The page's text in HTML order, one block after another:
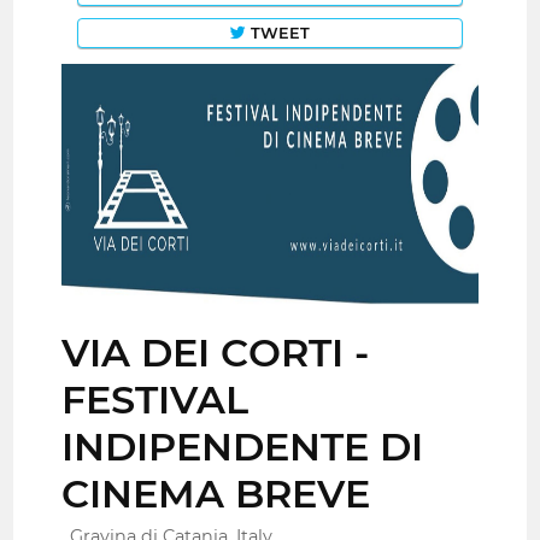
TWEET
VIA DEI CORTI -
FESTIVAL
INDIPENDENTE DI
CINEMA BREVE